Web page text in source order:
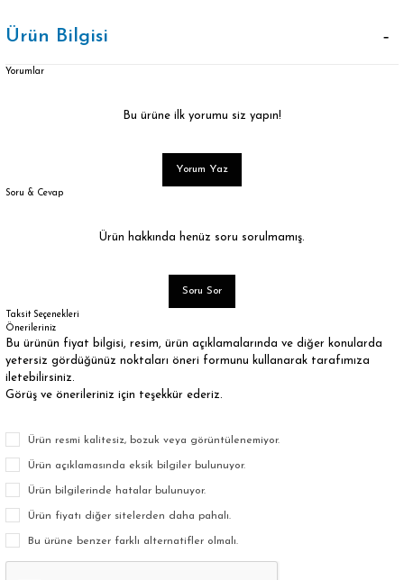
Ürün Bilgisi
Yorumlar
Bu ürüne ilk yorumu siz yapın!
Yorum Yaz
Soru & Cevap
Ürün hakkında henüz soru sorulmamış.
Soru Sor
Taksit Seçenekleri
Önerileriniz
Bu ürünün fiyat bilgisi, resim, ürün açıklamalarında ve diğer konularda
yetersiz gördüğünüz noktaları öneri formunu kullanarak tarafımıza
iletebilirsiniz.
Görüş ve önerileriniz için teşekkür ederiz.
Ürün resmi kalitesiz, bozuk veya görüntülenemiyor.
Ürün açıklamasında eksik bilgiler bulunuyor.
Ürün bilgilerinde hatalar bulunuyor.
Ürün fiyatı diğer sitelerden daha pahalı.
Bu ürüne benzer farklı alternatifler olmalı.